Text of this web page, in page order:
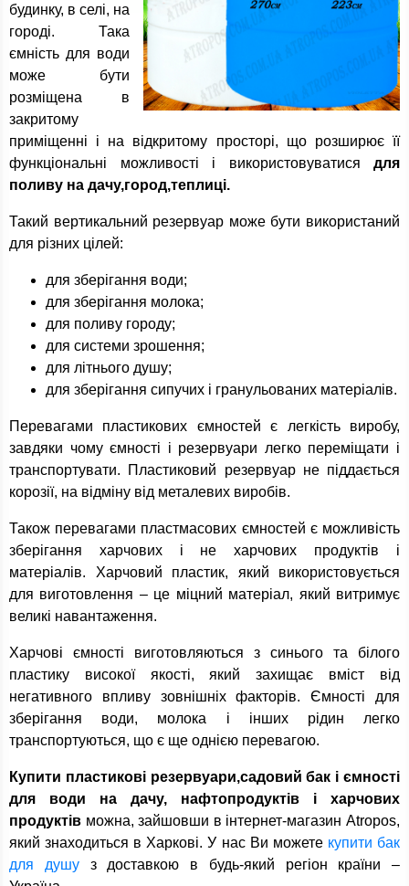
будинку, в селі, на
городі. Така
ємність для води
може бути
розміщена в
закритому
приміщенні і на відкритому просторі, що розширює її
функціональні можливості і використовуватися для
поливу на дачу,город,теплиці.
Такий вертикальний резервуар може бути використаний
для різних цілей:
для зберігання води;
для зберігання молока;
для поливу городу;
для системи зрошення;
для літнього душу;
для зберігання сипучих і гранульованих матеріалів.
Перевагами пластикових ємностей є легкість виробу,
завдяки чому ємності і резервуари легко переміщати і
транспортувати. Пластиковий резервуар не піддається
корозії, на відміну від металевих виробів.
Також перевагами пластмасових ємностей є можливість
зберігання харчових і не харчових продуктів і
матеріалів. Харчовий пластик, який використовується
для виготовлення – це міцний матеріал, який витримує
великі навантаження.
Харчові ємності виготовляються з синього та білого
пластику високої якості, який захищає вміст від
негативного впливу зовнішніх факторів. Ємності для
зберігання води, молока і інших рідин легко
транспортуються, що є ще однією перевагою.
Купити пластикові резервуари,садовий бак і ємності
для води на дачу, нафтопродуктів і харчових
продуктів можна, зайшовши в інтернет-магазин Atropos,
який знаходиться в Харкові. У нас Ви можете купити бак
для душуз доставкою в будь-який регіон країни –